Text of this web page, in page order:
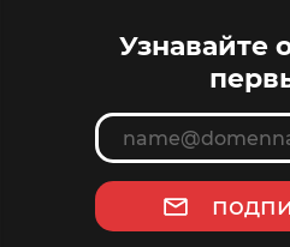
Узнавайте